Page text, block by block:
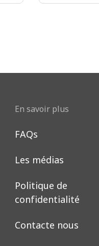
En savoir plus
FAQs
Les médias
Politique de
confidentialité
Contacte nous